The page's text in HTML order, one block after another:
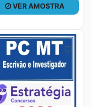
VER AMOSTRA